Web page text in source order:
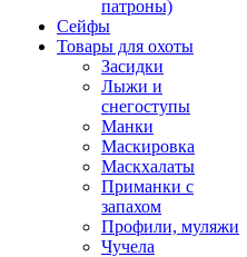
патроны)
Сейфы
Товары для охоты
Засидки
Лыжи и
снегоступы
Манки
Маскировка
Маскхалаты
Приманки с
запахом
Профили, муляжи
Чучела